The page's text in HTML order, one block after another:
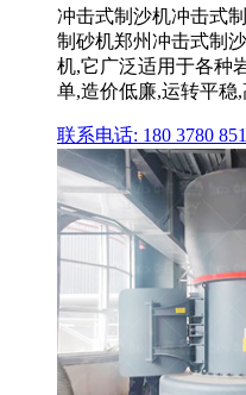
冲击式制沙机冲击式
制砂机郑州冲击式制
机,它广泛适用于各种
单,造价低廉,运转平稳,
联系电话: 180 3780